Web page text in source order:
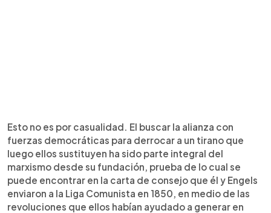
Esto no es por casualidad. El buscar la alianza con
fuerzas democráticas para derrocar a un tirano que
luego ellos sustituyen ha sido parte integral del
marxismo desde su fundación, prueba de lo cual se
puede encontrar en la carta de consejo que él y Engels
enviaron a la Liga Comunista en 1850, en medio de las
revoluciones que ellos habían ayudado a generar en